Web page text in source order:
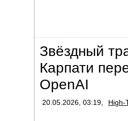
Звёздный
Карпати
OpenAI
20.05.2026, 03:19, High-